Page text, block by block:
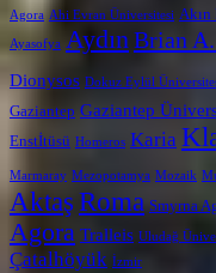
Agora Ahi Evran Üniversitesi Akın
Ayasofya AydınBrian
Dionysos Dokuz Eylül
Gaziantep Gaziantep
Enstİtüsü Homeros Karia
Marmaray Mezopotamya Mozaik
Aktaş Roma Smyrna
Agora Tralleis Uludağ
Çatalhöyük İzmir